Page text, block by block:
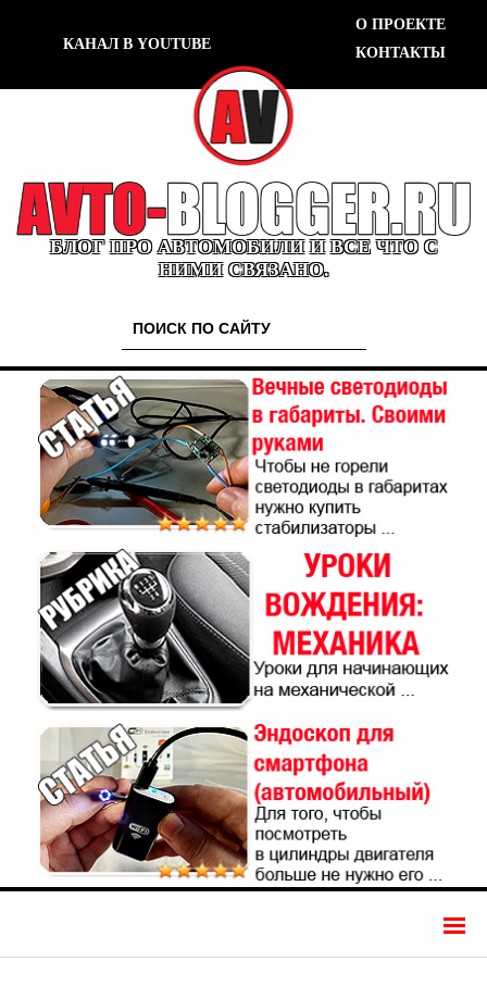
КАНАЛ В YOUTUBE
О ПРОЕКТЕ
КОНТАКТЫ
БЛОГ ПРО АВТОМОБИЛИ И ВСЕ ЧТО С
НИМИ СВЯЗАНО.